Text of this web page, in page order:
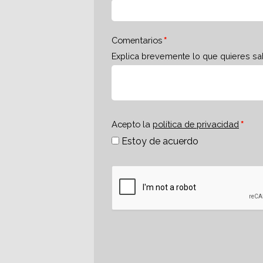
Comentarios
Explica brevemente lo que quieres
Acepto la política de privacidad
Estoy de acuerdo